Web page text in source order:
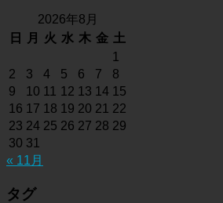
2026年8月
日
月 火 水 木 金 土
1
2
3 4 5 6 7
8
9
10 11 12 13 14 15
16 17 18 19 20 21 22
23 24 25 26 27 28 29
30 31
« 11月
タグ